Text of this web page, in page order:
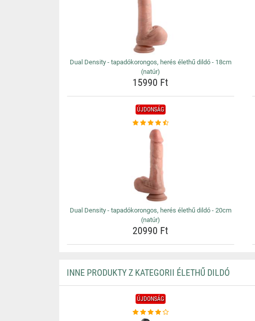
Dual Density - tapadókorongos, herés élethű dildó - 18cm
(natúr)
15990 Ft
ÚJDONSÁG
Dual Density - tapadókorongos, herés élethű dildó - 20cm
(natúr)
20990 Ft
INNE PRODUKTY Z KATEGORII ÉLETHŰ DILDÓ
ÚJDONSÁG